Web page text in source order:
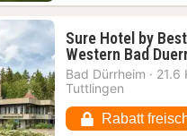
Sure Hotel by Best
Western Bad
Bad Dürrheim · 21.6
Tuttlingen
Rabatt